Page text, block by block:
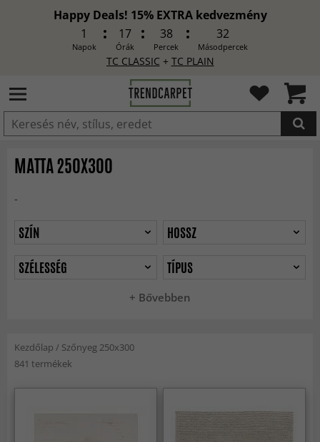
Happy Deals! 15% EXTRA kedvezmény
1
Napok
17
Órák
38
Percek
30
Másodpercek
TC CLASSIC + TC PLAIN
MATTA 250X300
-
+ Bővebben
SZÍN
HOSSZ
SZÉLESSÉG
TÍPUS
Kezdőlap / Szőnyeg 250x300
841 termékek